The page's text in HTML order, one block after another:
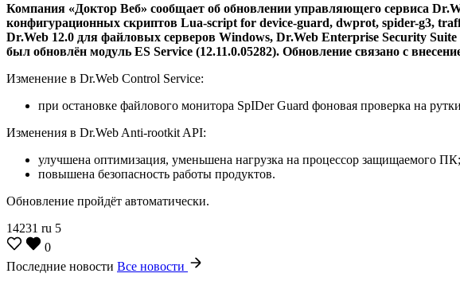
Компания «Доктор Веб» сообщает об обновлении управляющего сервиса
конфигурационных скриптов Lua-script for device-guard, dwprot, spider-g3,
Dr.Web 12.0 для файловых серверов Windows, Dr.Web Enterprise Security
был обновлён модуль ES Service (12.11.0.05282). Обновление связано с
Изменение в Dr.Web Control Service:
при остановке файлового монитора SpIDer Guard фоновая проверка на
Изменения в Dr.Web Anti-rootkit API:
улучшена оптимизация, уменьшена нагрузка на процессор защищаемого ПК;
повышена безопасность работы продуктов.
Обновление пройдёт автоматически.
14231 ru 5
0
Последние новости Все новости